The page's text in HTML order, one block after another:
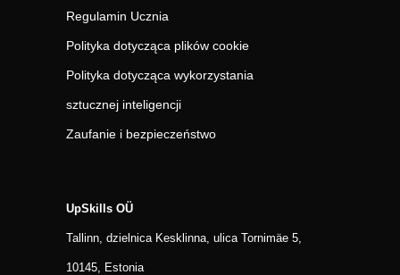
Regulamin Ucznia
Polityka dotycząca plików cookie
Polityka dotycząca wykorzystania
sztucznej inteligencji
Zaufanie i bezpieczeństwo
UpSkills OÜ
Tallinn, dzielnica Kesklinna, ulica Tornimäe 5,
10145, Estonia